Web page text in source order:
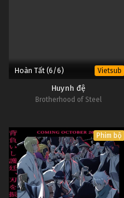
Hoàn Tất (6/6) Vietsub
Huynh đệ
Brotherhood of Steel
Phim bộ